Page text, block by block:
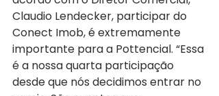
Claudio Lendecker, participar do
Conect Imob, é extremamente
importante para a Pottencial. “Essa
é a nossa quarta participação
desde que nós decidimos entrar no